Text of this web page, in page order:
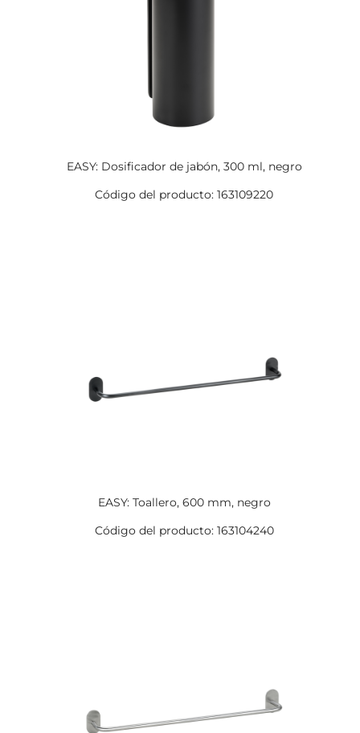
EASY: Dosificador de jabón, 300 ml, negro
Código del producto: 163109220
EASY: Toallero, 600 mm, negro
Código del producto: 163104240